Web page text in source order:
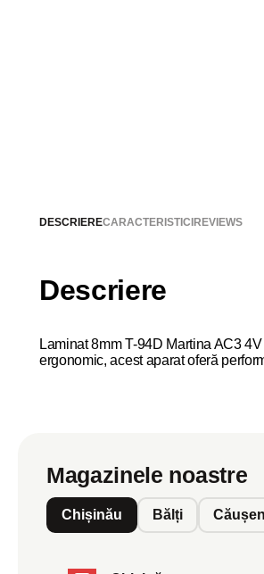
DESCRIERECARACTERISTICI REVIEWS
Descriere
Laminat 8mm T-94D Martina AC3
ergonomic, acest aparat oferă
Magazinele noastre
Chișinău Bălți